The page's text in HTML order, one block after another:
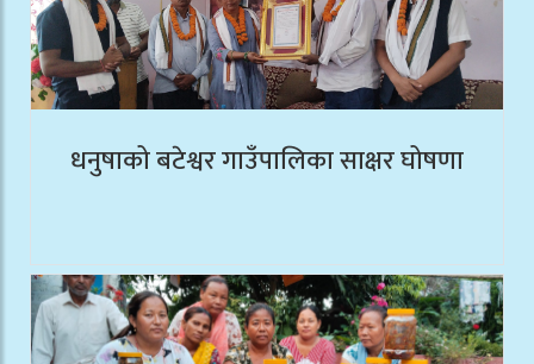
धनुषाको बटेश्वर गाउँपालिका साक्षर घोषणा